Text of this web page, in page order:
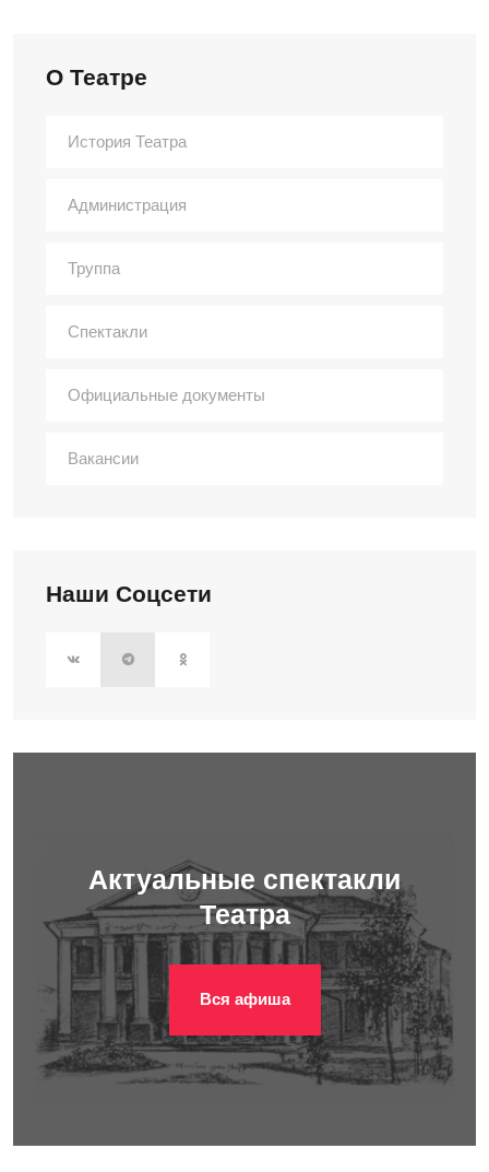
О Театре
История Театра
Администрация
Труппа
Спектакли
Официальные документы
Вакансии
Наши Соцсети
Актуальные спектакли
Театра
Вся афиша